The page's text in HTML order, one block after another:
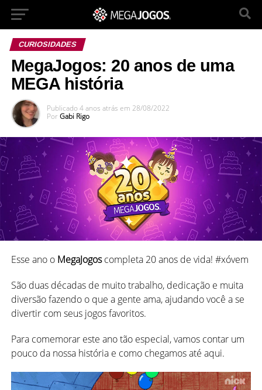
CURIOSIDADES
MegaJogos: 20 anos de uma
MEGA história
Publicado4 anos atrás em 28/08/2022
Por Gabi Rigo
Esse ano o MegaJogoscompleta 20 anos de vida! #xóvem
São duas décadas de muito trabalho, dedicação e muita
diversão fazendo o que a gente ama, ajudando você a se
divertir com seus jogos favoritos.
Para comemorar este ano tão especial, vamos contar um
pouco da nossa história e como chegamos até aqui.